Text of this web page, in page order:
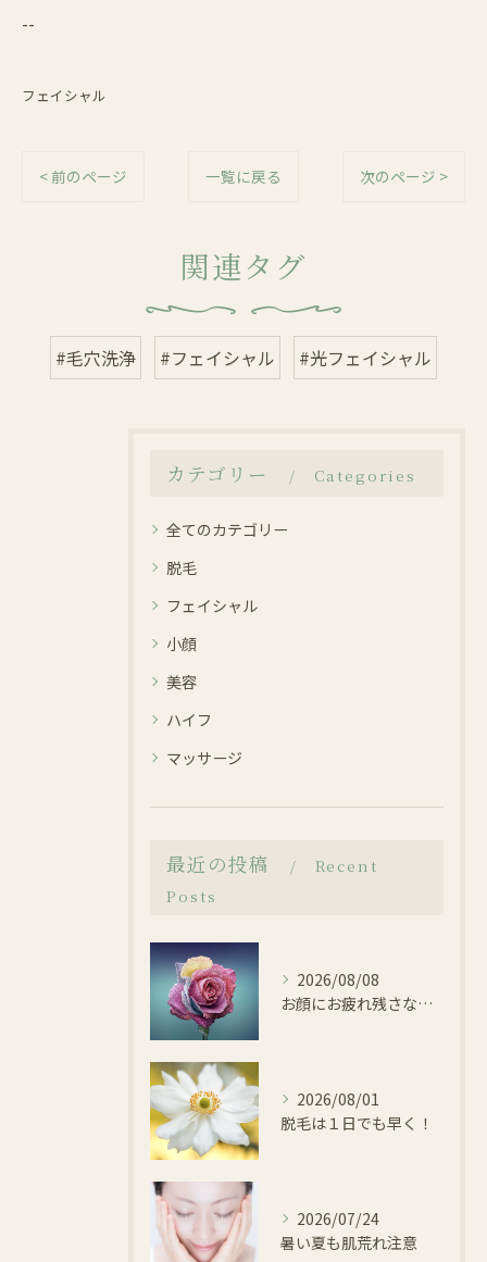
--
フェイシャル
< 前のページ 一覧に戻る 次のページ >
関連タグ
#毛穴洗浄 #フェイシャル #光フェイシャル
カテゴリー Categories
全てのカテゴリー
脱毛
フェイシャル
小顔
美容
ハイフ
マッサージ
最近の投稿
Recent
Posts
2026/08/08
お顔にお疲れ残さないように
2026/08/01
脱毛は１日でも早く！
2026/07/24
暑い夏も肌荒れ注意